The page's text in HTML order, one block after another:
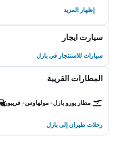
إظهار المزيد
سيارت ايجار
سيارات للاستئجار في بازل
المطارات القريبة
مطار يورو بازل- مولهاوس- فريبورج
رحلات طيران إلى بازل